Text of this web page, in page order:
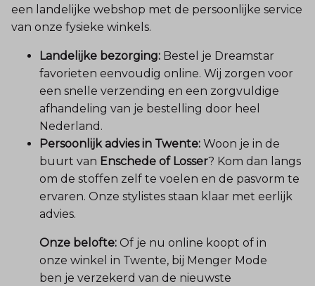
een landelijke webshop met de persoonlijke service
van onze fysieke winkels.
Landelijke bezorging: Bestel je Dreamstar
favorieten eenvoudig online. Wij zorgen voor
een snelle verzending en een zorgvuldige
afhandeling van je bestelling door heel
Nederland.
Persoonlijk advies in Twente: Woon je in de
buurt van Enschede of Losser? Kom dan langs
om de stoffen zelf te voelen en de pasvorm te
ervaren. Onze stylistes staan klaar met eerlijk
advies.
Onze belofte: Of je nu online koopt of in
onze winkel in Twente, bij Menger Mode
ben je verzekerd van de nieuwste